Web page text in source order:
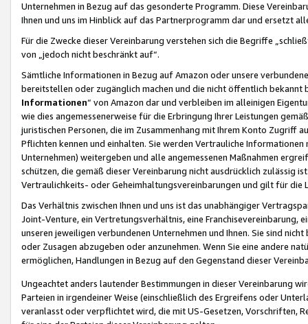
Unternehmen in Bezug auf das gesonderte Programm. Diese
Ihnen und uns im Hinblick auf das Partnerprogramm dar und ersetzt
Für die Zwecke dieser Vereinbarung verstehen sich die Begriffe
von „jedoch nicht beschränkt auf“.
Sämtliche Informationen in Bezug auf Amazon oder unsere
bereitstellen oder zugänglich machen und die nicht öffentlich
Informationen“ von Amazon dar und verbleiben im alleinigen
wie dies angemessenerweise für die Erbringung Ihrer Leistungen
juristischen Personen, die im Zusammenhang mit Ihrem Konto
Pflichten kennen und einhalten. Sie werden Vertrauliche
Unternehmen) weitergeben und alle angemessenen Maßnahmen
schützen, die gemäß dieser Vereinbarung nicht ausdrücklich zulässig
Vertraulichkeits- oder Geheimhaltungsvereinbarungen und gilt für die
Das Verhältnis zwischen Ihnen und uns ist das unabhängiger
Joint-Venture, ein Vertretungsverhältnis, eine Franchisevereinbarung,
unseren jeweiligen verbundenen Unternehmen und Ihnen. Sie sind
oder Zusagen abzugeben oder anzunehmen. Wenn Sie eine andere
ermöglichen, Handlungen in Bezug auf den Gegenstand dieser
Ungeachtet anders lautender Bestimmungen in dieser Vereinbarung
Parteien in irgendeiner Weise (einschließlich des Ergreifens oder
veranlasst oder verpflichtet wird, die mit US-Gesetzen, Vorschriften,